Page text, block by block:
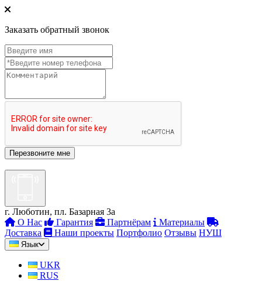
Заказать обратный звонок
г. Люботин, пл. Базарная 3а
О Нас
Гарантия Партнёрам
Материалы
Доставка
Наши проекты Портфолио Отзывы НУШ
Язык
UKR
RUS